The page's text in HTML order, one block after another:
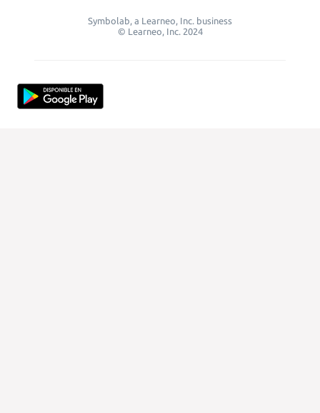
Symbolab, a Learneo, Inc. business
© Learneo, Inc. 2024